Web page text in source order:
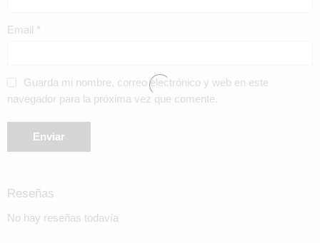
Email *
Guarda mi nombre, correo electrónico y web en este
navegador para la próxima vez que comente.
Reseñas
No hay reseñas todavía